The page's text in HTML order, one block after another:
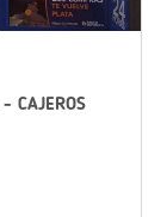
CAJEROS